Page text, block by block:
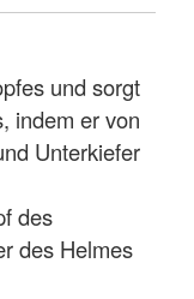
und sorgt
indem er von
Unterkiefer
des
des Helmes